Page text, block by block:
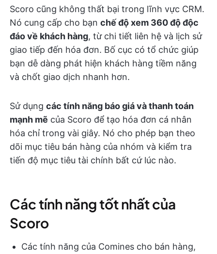
Scoro cũng không thất bại trong lĩnh vực CRM.
Nó cung cấp cho bạn chế độ xem 360 độ độc
đáo về khách hàng, từ chi tiết liên hệ và lịch sử
giao tiếp đến hóa đơn. Bố cục có tổ chức giúp
bạn dễ dàng phát hiện khách hàng tiềm năng
và chốt giao dịch nhanh hơn.
Sử dụng các tính năng báo giá và thanh toán
mạnh mẽ của Scoro để tạo hóa đơn cá nhân
hóa chỉ trong vài giây. Nó cho phép bạn theo
dõi mục tiêu bán hàng của nhóm và kiểm tra
tiến độ mục tiêu tài chính bất cứ lúc nào.
Các tính năng tốt nhất của
Scoro
Các tính năng của Comines cho bán hàng,